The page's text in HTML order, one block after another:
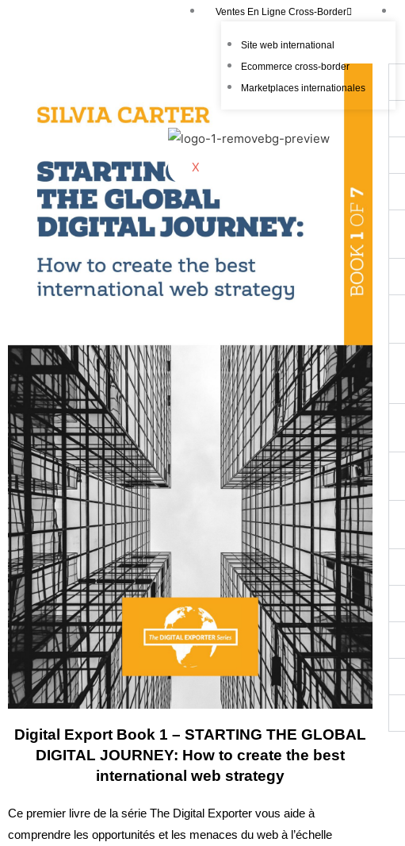
Ventes En Ligne Cross-Border
Site web international
Ecommerce cross-border
Marketplaces internationales
X
Digital Export Book 1 – STARTING THE GLOBAL
DIGITAL JOURNEY: How to create the best
international web strategy
Ce premier livre de la série The Digital Exporter vous aide à
comprendre les opportunités et les menaces du web à l’échelle